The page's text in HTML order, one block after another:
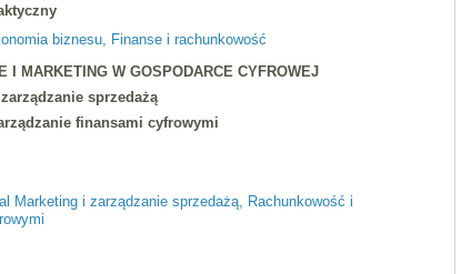
biznesu, Finanse i rachunkowość
MARKETING W GOSPODARCE CYFROWEJ
sprzedażą
finansami cyfrowymi
Marketing i zarządzanie sprzedażą, Rachunkowość i